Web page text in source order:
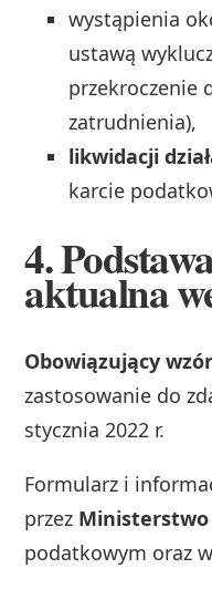
wystąpienia
ustawą
przekroczenie
zatrudnienia),
likwidacji
karcie
4.
aktualna
Obowiązujący wzór
zastosowanie do
stycznia 2022 r.
Formularz i
przez Ministerstwo
podatkowym oraz